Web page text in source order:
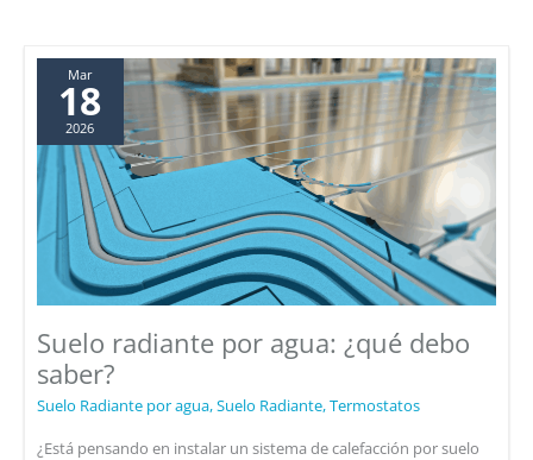
Mar
18
2026
Suelo radiante por agua: ¿qué debo
saber?
Suelo Radiante por agua,Suelo Radiante,Termostatos
¿Está pensando en instalar un sistema de calefacción por suelo